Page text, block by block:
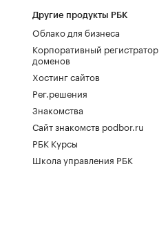
Другие продукты РБК
Облако для бизнеса
Корпоративный регистратор
доменов
Хостинг сайтов
Рег.решения
Знакомства
Сайт знакомств podbor.ru
РБК Курсы
Школа управления РБК